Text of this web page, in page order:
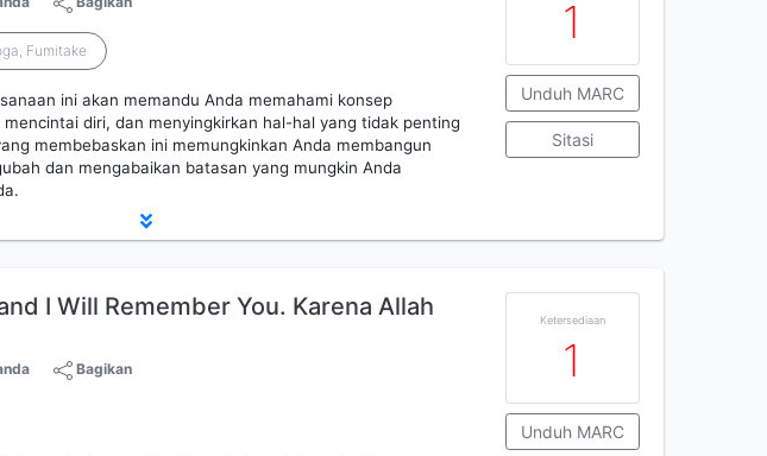
Fumitake
ini akan memandu Anda memahami konsep
diri, dan menyingkirkan hal-hal yang tidak penting
membebaskan ini memungkinkan Anda membangun
dan mengabaikan batasan yang mungkin Anda
1
Unduh MARC
Sitasi
I Will Remember You. Karena Allah
Bagikan
Ketersediaan
1
Unduh MARC